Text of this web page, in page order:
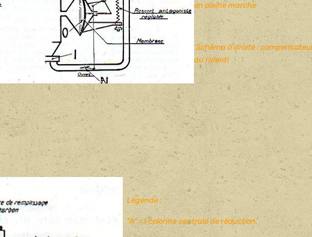
en pleine marche
Schéma à droite :
au ralenti
Légende :
"A" => colonne centrale de réduction.